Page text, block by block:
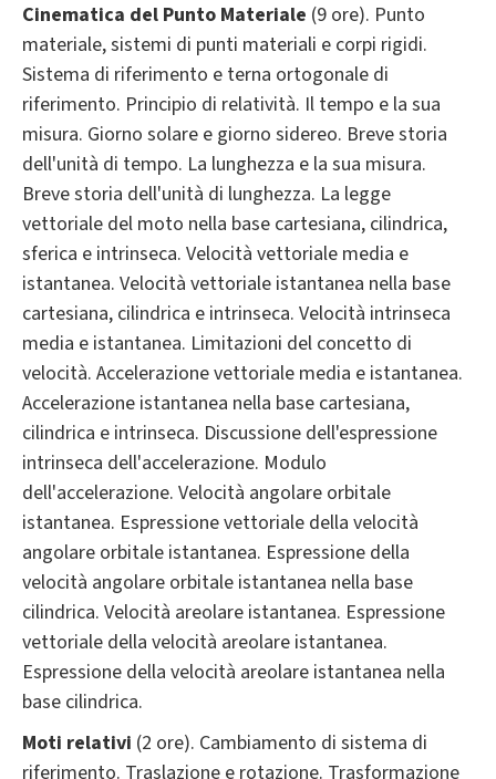
Cinematica del Punto Materiale (9 ore). Punto
materiale, sistemi di punti materiali e corpi rigidi.
Sistema di riferimento e terna ortogonale di
riferimento. Principio di relatività. Il tempo e la sua
misura. Giorno solare e giorno sidereo. Breve storia
dell'unità di tempo. La lunghezza e la sua misura.
Breve storia dell'unità di lunghezza. La legge
vettoriale del moto nella base cartesiana, cilindrica,
sferica e intrinseca. Velocità vettoriale media e
istantanea. Velocità vettoriale istantanea nella base
cartesiana, cilindrica e intrinseca. Velocità intrinseca
media e istantanea. Limitazioni del concetto di
velocità. Accelerazione vettoriale media e istantanea.
Accelerazione istantanea nella base cartesiana,
cilindrica e intrinseca. Discussione dell'espressione
intrinseca dell'accelerazione. Modulo
dell'accelerazione. Velocità angolare orbitale
istantanea. Espressione vettoriale della velocità
angolare orbitale istantanea. Espressione della
velocità angolare orbitale istantanea nella base
cilindrica. Velocità areolare istantanea. Espressione
vettoriale della velocità areolare istantanea.
Espressione della velocità areolare istantanea nella
base cilindrica.
Moti relativi (2 ore). Cambiamento di sistema di
riferimento. Traslazione e rotazione. Trasformazione